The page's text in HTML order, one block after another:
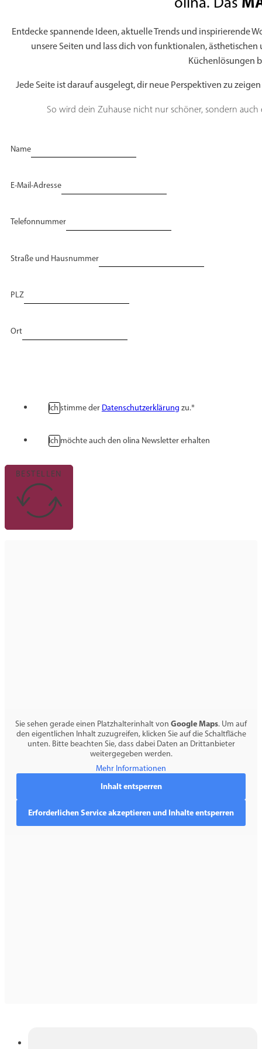
Entdecke spannende Ideen, aktuelle Trends und inspirierende
unsere Seiten und lass dich von funktionalen,
Küchenlösungen
Jede Seite ist darauf ausgelegt, dir neue Perspektiven zu
So wird dein Zuhause nicht nur schöner, sondern
Name
E-Mail-Adresse
Telefonnummer
Straße und Hausnummer
PLZ
Ort
Ich stimme der Datenschutzerklärung zu.*
Ich möchte auch den olina Newsletter erhalten
BESTELLEN
Sie sehen gerade einen Platzhalterinhalt von Google Maps. Um auf
den eigentlichen Inhalt zuzugreifen, klicken Sie auf die Schaltfläche
unten. Bitte beachten Sie, dass dabei Daten an Drittanbieter
weitergegeben werden.
Mehr Informationen
Inhalt entsperren
Erforderlichen Service akzeptieren und Inhalte entsperren